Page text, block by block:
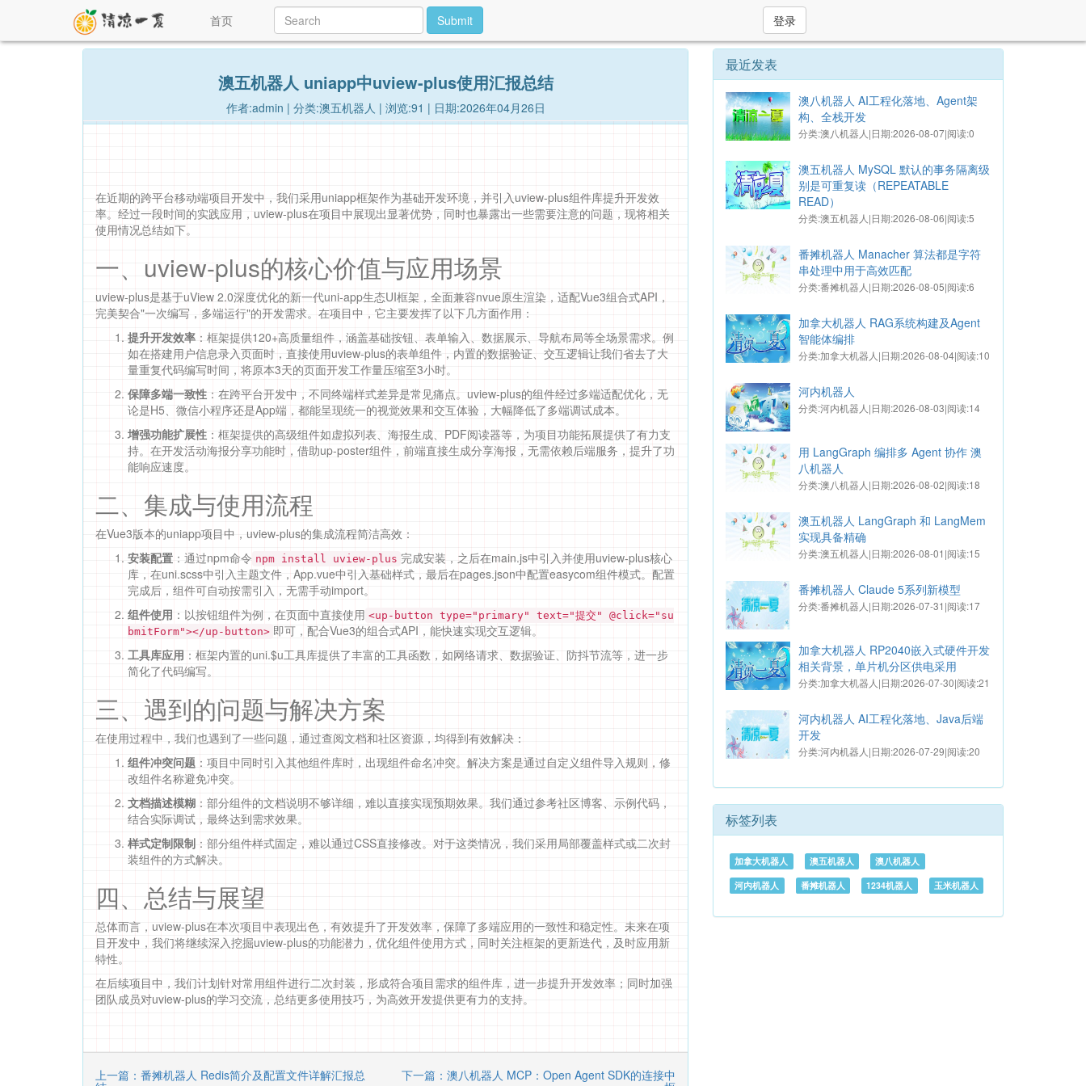
首页 Submit 登录
澳五机器人 uniapp中uview-plus使用汇报总结
作者:admin | 分类:澳五机器人 | 浏览:91 | 日期:2026年04月26日
在近期的跨平台移动端项目开发中，我们采用uniapp框架作为基础开发环境，并引入uview-plus组件库提升开发效
率。经过一段时间的实践应用，uview-plus在项目中展现出显著优势，同时也暴露出一些需要注意的问题，现将相关
使用情况总结如下。
一、uview-plus的核心价值与应用场景
uview-plus是基于uView 2.0深度优化的新一代uni-app生态UI框架，全面兼容nvue原生渲染，适配Vue3组合式API，
完美契合"一次编写，多端运行"的开发需求。在项目中，它主要发挥了以下几方面作用：
提升开发效率 ：框架提供120+高质量组件，涵盖基础按钮、表单输入、数据展示、导航布局等全场景需求。例
如在搭建用户信息录入页面时，直接使用uview-plus的表单组件，内置的数据验证、交互逻辑让我们省去了大
量重复代码编写时间，将原本3天的页面开发工作量压缩至3小时。
保障多端一致性 ：在跨平台开发中，不同终端样式差异是常见痛点。uview-plus的组件经过多端适配优化，无
论是H5、微信小程序还是App端，都能呈现统一的视觉效果和交互体验，大幅降低了多端调试成本。
增强功能扩展性 ：框架提供的高级组件如虚拟列表、海报生成、PDF阅读器等，为项目功能拓展提供了有力支
持。在开发活动海报分享功能时，借助up-poster组件，前端直接生成分享海报，无需依赖后端服务，提升了功
能响应速度。
二、集成与使用流程
在Vue3版本的uniapp项目中，uview-plus的集成流程简洁高效：
安装配置 ：通过npm命令 npm install uview-plus 完成安装，之后在main.js中引入并使用uview-plus核心
库，在uni.scss中引入主题文件，App.vue中引入基础样式，最后在pages.json中配置easycom组件模式。配置
完成后，组件可自动按需引入，无需手动import。
组件使用 ：以按钮组件为例，在页面中直接使用 <up-button type="primary" text="提交" @click="su
bmitForm"></up-button> 即可，配合Vue3的组合式API，能快速实现交互逻辑。
工具库应用 ：框架内置的uni.$u工具库提供了丰富的工具函数，如网络请求、数据验证、防抖节流等，进一步
简化了代码编写。
三、遇到的问题与解决方案
在使用过程中，我们也遇到了一些问题，通过查阅文档和社区资源，均得到有效解决：
组件冲突问题 ：项目中同时引入其他组件库时，出现组件命名冲突。解决方案是通过自定义组件导入规则，修
改组件名称避免冲突。
文档描述模糊 ：部分组件的文档说明不够详细，难以直接实现预期效果。我们通过参考社区博客、示例代码，
结合实际调试，最终达到需求效果。
样式定制限制 ：部分组件样式固定，难以通过CSS直接修改。对于这类情况，我们采用局部覆盖样式或二次封
装组件的方式解决。
四、总结与展望
总体而言，uview-plus在本次项目中表现出色，有效提升了开发效率，保障了多端应用的一致性和稳定性。未来在项
目开发中，我们将继续深入挖掘uview-plus的功能潜力，优化组件使用方式，同时关注框架的更新迭代，及时应用新
特性。
在后续项目中，我们计划针对常用组件进行二次封装，形成符合项目需求的组件库，进一步提升开发效率；同时加强
团队成员对uview-plus的学习交流，总结更多使用技巧，为高效开发提供更有力的支持。
上一篇：番摊机器人 Redis简介及配置文件详解汇报总 下一篇：澳八机器人 MCP：Open Agent SDK的连接中
最近发表
澳八机器人 AI工程化落地、Agent架
构、全栈开发
分类:澳八机器人|日期:2026-08-07|阅读:0
澳五机器人 MySQL ‌默认的事务隔离级
别是可重复读（REPEATABLE
READ）‌
分类:澳五机器人|日期:2026-08-06|阅读:5
番摊机器人 Manacher 算法都是字符
串处理中用于高效匹配
分类:番摊机器人|日期:2026-08-05|阅读:6
加拿大机器人 RAG系统构建及Agent
智能体编排
分类:加拿大机器人|日期:2026-08-04|阅读:10
河内机器人
分类:河内机器人|日期:2026-08-03|阅读:14
用 LangGraph 编排多 Agent 协作 澳
八机器人
分类:澳八机器人|日期:2026-08-02|阅读:18
澳五机器人 LangGraph 和 LangMem
实现具备精确
分类:澳五机器人|日期:2026-08-01|阅读:15
番摊机器人 Claude 5系列新模型
分类:番摊机器人|日期:2026-07-31|阅读:17
加拿大机器人 RP2040嵌入式硬件开发
相关背景，单片机分区供电采用
分类:加拿大机器人|日期:2026-07-30|阅读:21
河内机器人 AI工程化落地、Java后端
开发
分类:河内机器人|日期:2026-07-29|阅读:20
标签列表
加拿大机器人 澳五机器人
澳八机器人
河内机器人
番摊机器人 1234机器人 玉米机器人